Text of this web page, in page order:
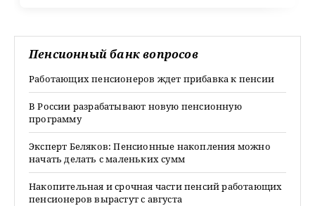
Пенсионный банк вопросов
Работающих пенсионеров ждет прибавка к пенсии
В России разрабатывают новую пенсионную
программу
Эксперт Беляков: Пенсионные накопления можно
начать делать с маленьких сумм
Накопительная и срочная части пенсий работающих
пенсионеров вырастут с августа